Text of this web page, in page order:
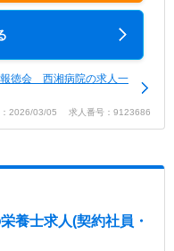
報徳会 西湘病院の求人一
：2026/03/05 求人番号：9123686
養士求人(契約社員・